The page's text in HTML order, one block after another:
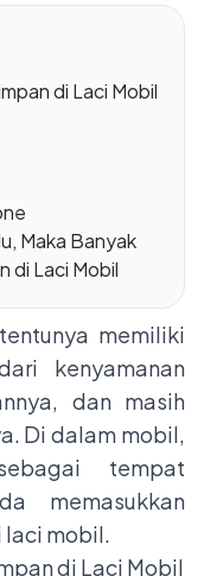
di Laci Mobil
Maka Banyak
di Laci Mobil
memiliki
kenyamanan
dan masih
Di dalam mobil,
tempat
memasukkan
laci mobil.
di Laci Mobil